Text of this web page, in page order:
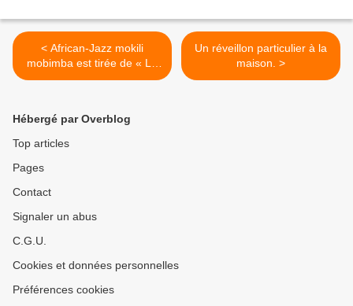
< African-Jazz mokili
mobimba est tirée de « La
madre rumba »
Un réveillon particulier à la
maison. >
Hébergé par Overblog
Top articles
Pages
Contact
Signaler un abus
C.G.U.
Cookies et données personnelles
Préférences cookies